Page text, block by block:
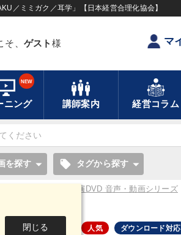
／ミミガク／耳学」【日本経営合理化協会】
そ、 ゲスト 様 マ
ニング
NEW
講師案内 経営コラム
閉じる
を探す local_offer タグから探す
ミナー講演CD・講演DVD 音声・動画シリーズ
音声・動画 人気 ダウンロード対応